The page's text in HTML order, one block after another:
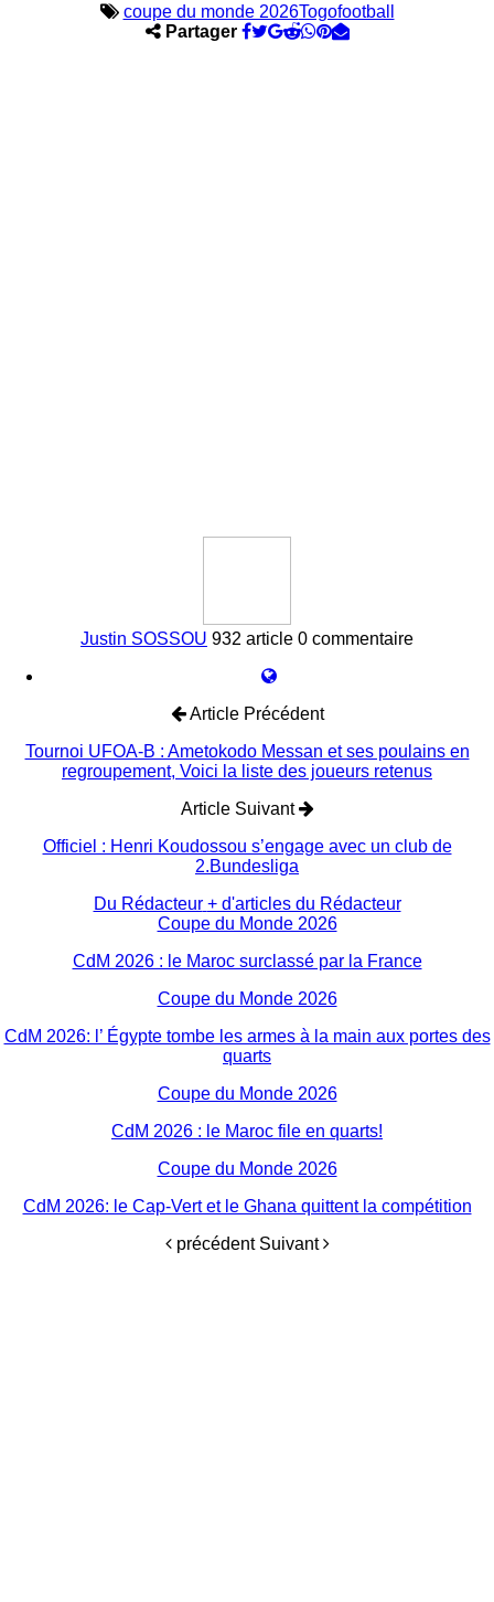
coupe du monde 2026Togofootball
Partager
Justin SOSSOU 932 article 0 commentaire
Article Précédent
Tournoi UFOA-B : Ametokodo Messan et ses poulains en
regroupement, Voici la liste des joueurs retenus
Article Suivant
Officiel : Henri Koudossou s’engage avec un club de
2.Bundesliga
Du Rédacteur + d'articles du Rédacteur
Coupe du Monde 2026
CdM 2026 : le Maroc surclassé par la France
Coupe du Monde 2026
CdM 2026: l’ Égypte tombe les armes à la main aux portes des
quarts
Coupe du Monde 2026
CdM 2026 : le Maroc file en quarts!
Coupe du Monde 2026
CdM 2026: le Cap-Vert et le Ghana quittent la compétition
précédent Suivant